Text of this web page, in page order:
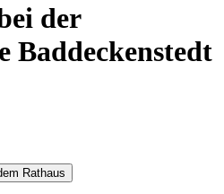
der
Baddeckenstedt
Rathaus